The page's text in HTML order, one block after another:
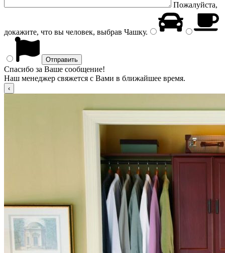
Пожалуйста,
докажите, что вы человек, выбрав Чашку.
Спасибо за Ваше сообщение!
Наш менеджер свяжется с Вами в ближайшее время.